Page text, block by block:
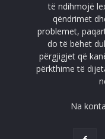
të ndihmojë
qëndrimet
problemet,
do të bëhet
përgjigjet që
përkthime të
Na